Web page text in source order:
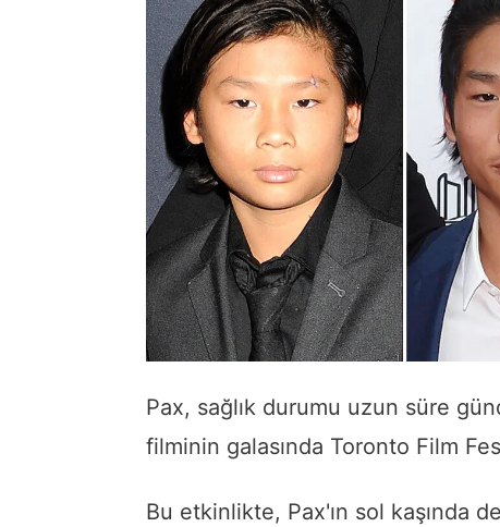
Pax, sağlık durumu uzun süre
filminin galasında Toronto Film
Bu etkinlikte, Pax'ın sol kaşında